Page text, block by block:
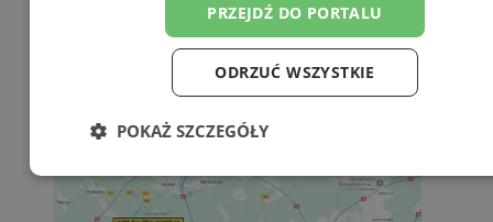
PRZEJDŹ DO PORTALU
ODRZUĆ WSZYSTKIE
POKAŻ SZCZEGÓŁY
Niezbędne Wydajność Targetowanie